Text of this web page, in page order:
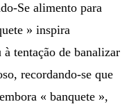
Se alimento para
» inspira
tentação de banalizar
recordando-se que
« banquete »,